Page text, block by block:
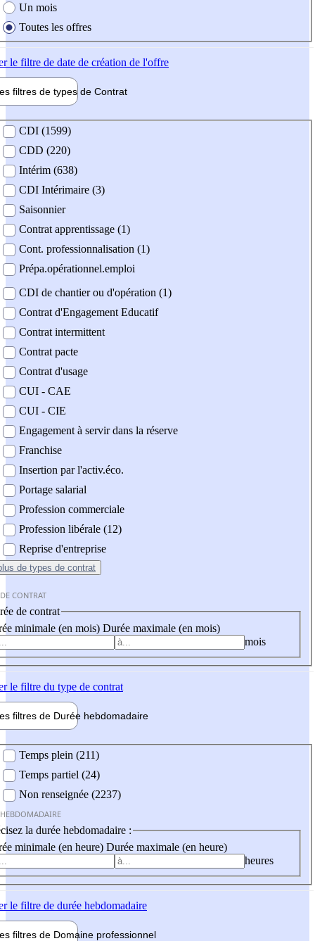
Un mois
Toutes les offres
le filtre de date de création de l'offre
filtres de types de Contrat
contrat
CDI (1599)
CDD (220)
Intérim (638)
CDI Intérimaire (3)
Saisonnier
Contrat apprentissage (1)
Cont. professionnalisation (1)
Prépa.opérationnel.emploi
CDI de chantier ou d'opération (1)
Contrat d'Engagement Educatif
Contrat intermittent
Contrat pacte
Contrat d'usage
CUI - CAE
CUI - CIE
Engagement à servir dans la réserve
Franchise
Insertion par l'activ.éco.
Portage salarial
Profession commerciale
Profession libérale (12)
Reprise d'entreprise
de types de contrat
CONTRAT
de contrat
minimale (en mois) Durée maximale (en mois)
mois
le filtre du type de contrat
filtres de Durée hebdomadaire
Temps plein (211)
Temps partiel (24)
Non renseignée (2237)
la durée hebdomadaire :
minimale (en heure) Durée maximale (en heure)
heures
le filtre de durée hebdomadaire
filtres de Domaine professionnel